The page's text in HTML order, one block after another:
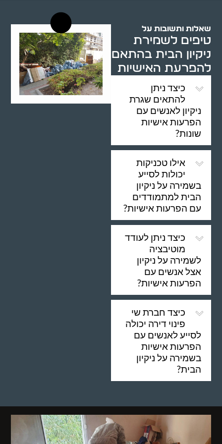
שאלות ותשובות על
טיפים לשמירת
ניקיון הבית בהתאם
להפרעת האישיות
כיצד ניתן
להתאים שגרת
ניקיון לאנשים עם
הפרעות אישיות
שונות?
אילו טכניקות
יכולות לסייע
בשמירה על ניקיון
הבית למתמודדים
עם הפרעות אישיות?
כיצד ניתן לעודד
מוטיבציה
לשמירה על ניקיון
אצל אנשים עם
הפרעות אישיות?
כיצד חברת שי
פינוי דירה יכולה
לסייע לאנשים עם
הפרעות אישיות
בשמירה על ניקיון
הבית?